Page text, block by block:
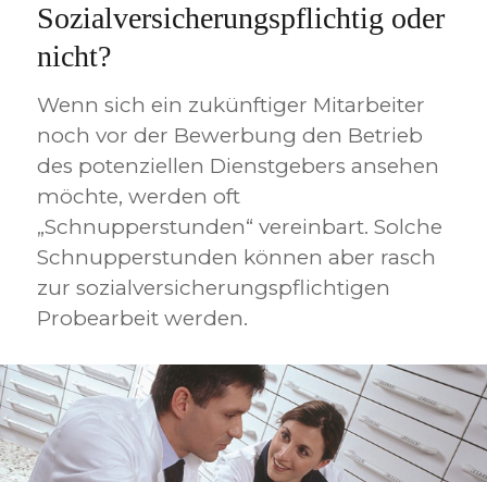
Sozialversicherungspflichtig oder
nicht?
Wenn sich ein zukünftiger Mitarbeiter
noch vor der Bewerbung den Betrieb
des potenziellen Dienstgebers ansehen
möchte, werden oft
„Schnupperstunden“ vereinbart. Solche
Schnupperstunden können aber rasch
zur sozialversicherungspflichtigen
Probearbeit werden.